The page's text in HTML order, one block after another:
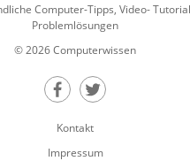
Computer-Tipps, Video-
Problemlösungen
© 2026 Computerwissen
Teilen auf Facebook
Teilen auf
Kontakt
Impressum